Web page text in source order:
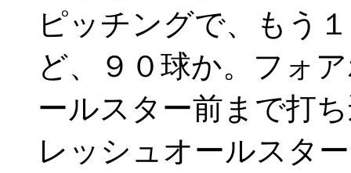
ピッチングで、もう
ど、９０球か。フォ
ールスター前まで打
レッシュオールスタ